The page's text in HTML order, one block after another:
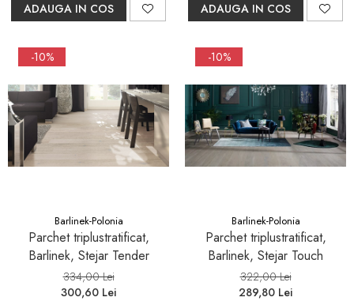
ADAUGA IN COS ADAUGA IN COS
-10%
Barlinek-Polonia
Parchet triplustratificat,
Barlinek, Stejar Tender
334,00 Lei
300,60 Lei
-10%
Barlinek-Polonia
Parchet triplustratificat,
Barlinek, Stejar Touch
322,00 Lei
289,80 Lei